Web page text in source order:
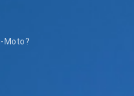
Moto?